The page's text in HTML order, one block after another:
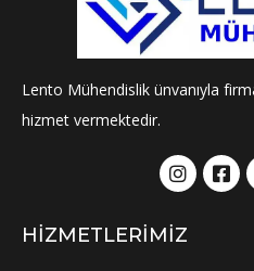
Lento Mühendislik ünvanıyla
hizmet vermektedir.
HIZMETLERIMIZ